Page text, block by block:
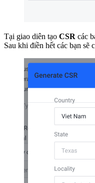
Tại giao diên tạo CSR các
Sau khi điền hết các bạn sẽ